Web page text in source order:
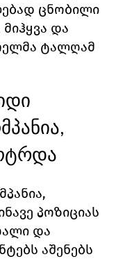
ცნობილი
და
ტალღამ
პოზიციას
და
აშენებს